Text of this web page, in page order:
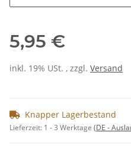
5,95 €
inkl. 19% USt. , zzgl. Versand
Knapper Lagerbestand
Lieferzeit: 1 - 3 Werktage (DE -